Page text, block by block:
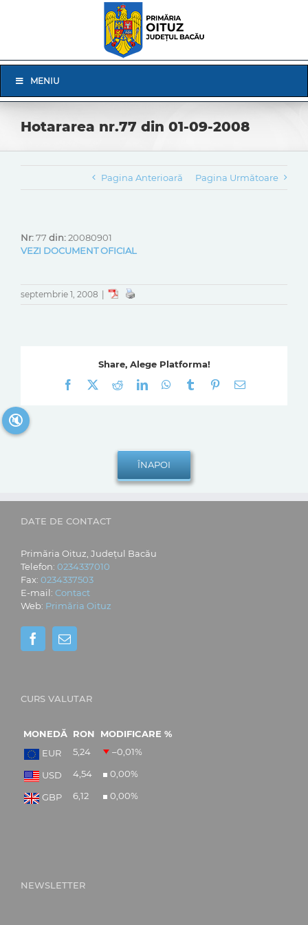
Navigation
MENIU
Hotararea nr.77 din 01-09-2008
Pagina Anterioară Pagina Următoare
Nr:77 din:20080901
VEZI DOCUMENT OFICIAL
septembrie 1, 2008
Share, Alege Platforma!
Facebook
RedditLinkedInWhatsApp
Tumblr Pinterest
E-
DATE DE CONTACT
Primăria Oituz, Județul Bacău
Telefon: 0234337010
Fax: 0234337503
E-mail: Contact
Web: Primăria Oituz
CURS VALUTAR
MONEDĂ RON
MODIFICARE %
EUR
5,24 –0,01%
USD 4,54 0,00%
GBP 6,12 0,00%
NEWSLETTER
🔇